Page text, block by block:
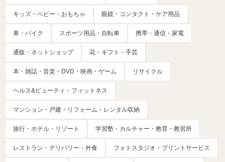
キッズ・ベビー・おもちゃ 眼鏡・コンタクト・ケア用品
車・バイク スポーツ用品・自転車 携帯・通信・家電
通販・ネットショップ 花・ギフト・手芸
本・雑誌・音楽・DVD・映画・ゲーム リサイクル
ヘルス&ビューティ・フィットネス
マンション・戸建・リフォーム・レンタル収納
旅行・ホテル・リゾート 学習塾・カルチャー・教育・教習所
レストラン・デリバリー・外食 フォトスタジオ・プリントサービス